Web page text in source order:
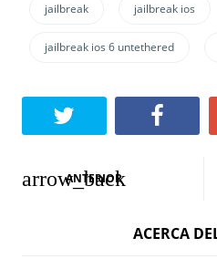
jailbreak jailbreak ios
jailbreak ios 6 untethered
N
ANTERIOR
ACERCA